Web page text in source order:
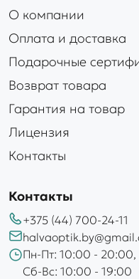
О компании
Оплата и доставка
Подарочные
Возврат товара
Гарантия на товар
Лицензия
Контакты
Контакты
+375 (44) 700-24-11
Пн-Пт: 10:00 - 20:00,
Сб-Вс: 10:00 - 19:00